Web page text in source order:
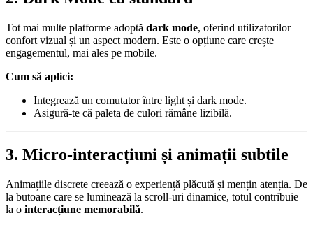
Tot mai multe platforme adoptă dark mode, oferind utilizatorilor
confort vizual și un aspect modern. Este o opțiune care crește
engagementul, mai ales pe mobile.
Cum să aplici:
Integrează un comutator între light și dark mode.
Asigură-te că paleta de culori rămâne lizibilă.
3. Micro-interacțiuni și animații subtile
Animațiile discrete creează o experiență plăcută și mențin atenția. De
la butoane care se luminează la scroll-uri dinamice, totul contribuie
la o interacțiune memorabilă.